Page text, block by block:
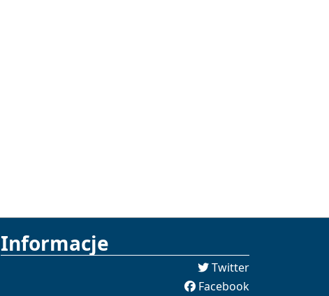
Informacje
Twitter
Facebook